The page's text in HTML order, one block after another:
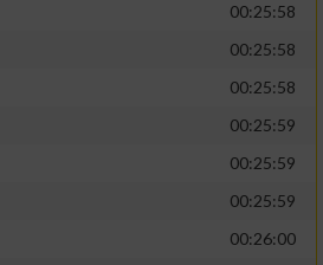
00:25:58
00:25:58
00:25:58
00:25:59
00:25:59
00:25:59
00:26:00
Daten zur Auswahl